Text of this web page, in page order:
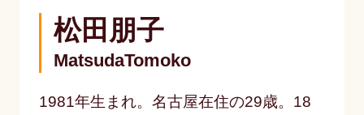
松田朋子
MatsudaTomoko
1981年生まれ。名古屋在住の29歳。18